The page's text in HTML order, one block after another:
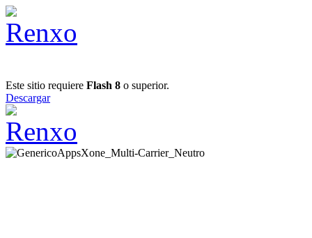
Este sitio requiere Flash 8 o superior.
Descargar